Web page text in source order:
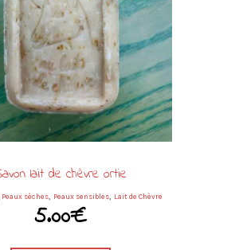
lait de chèvre ortie
Peaux sèches Peaux sensibles Lait de Chèvre
5.00€